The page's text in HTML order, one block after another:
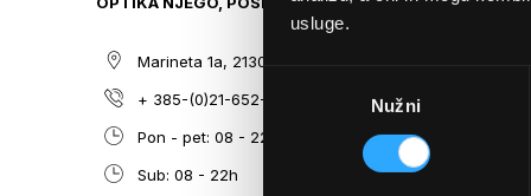
usluge.
pristanka
Nužni
Marineta 1a, 21300 Makarska
+ 385-(0)21-652-102
Pon - pet: 08 - 22h,
Sub: 08 - 22h